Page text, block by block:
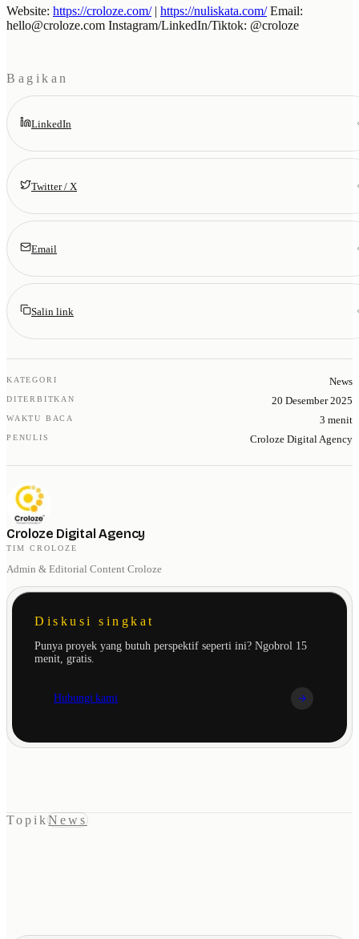
Website: https://croloze.com/| https://nuliskata.com/Email:
hello@croloze.com Instagram/LinkedIn/Tiktok: @croloze
Bagikan
LinkedIn
Twitter / X
Email
Salin link
KATEGORI News
DITERBITKAN 20 Desember 2025
WAKTU BACA 3 menit
PENULIS Croloze Digital Agency
Croloze Digital Agency
TIM CROLOZE
Admin & Editorial Content Croloze
Diskusi singkat
Punya proyek yang butuh perspektif seperti ini? Ngobrol 15
menit, gratis.
Hubungi kami
TopikNews